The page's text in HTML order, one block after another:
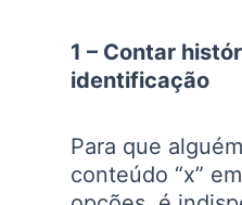
1 – Contar
identificação
Para que
conteúdo “x”